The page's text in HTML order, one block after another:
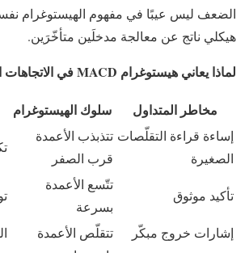
الضعف ليس عيبًا في مفهوم الهيستوغرام
هيكلي ناتج عن معالجة مدخلَين متأخّرَين.
لماذا يعاني هيستوغرام MACD في الاتجاهات المبكّرة
مخاطر المتداول سلوك الهيستوغرام
إساءة قراءة التقلّصات
الصغيرة
تتذبذب الأعمدة
قرب الصفر
تأكيد موثوق
تتّسع الأعمدة
بسرعة
إشارات خروج مبكّر
تتقلّص الأعمدة